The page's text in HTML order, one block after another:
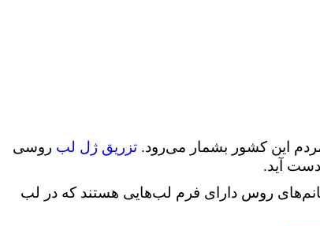
این کشور بشمار می‌رود. تزریق ژل لب روسی
آید.
روس دارای فرم لب‌هایی هستند که در لب